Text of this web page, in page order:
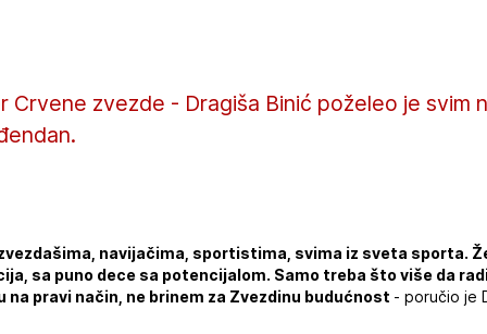
Crvene zvezde - Dragiša Binić poželeo je svim
navijačima, sportistima, svima iz sveta sporta.
sa puno dece sa potencijalom. Samo treba što više da
na pravi način, ne brinem za Zvezdinu budućnost - poručio je